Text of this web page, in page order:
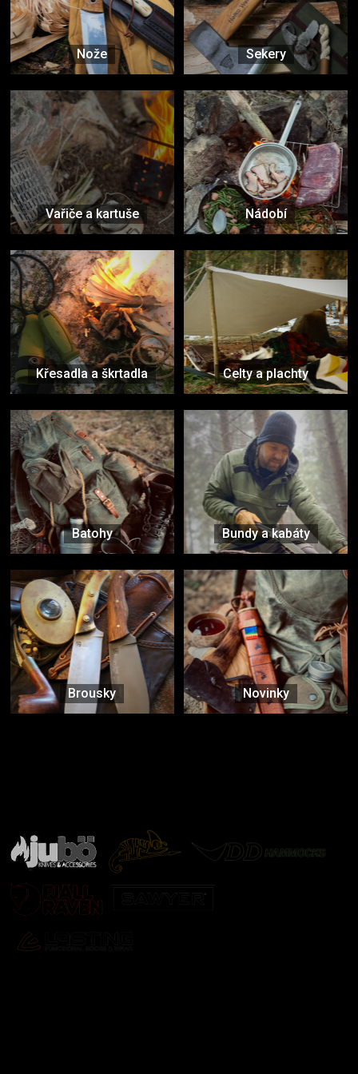
Nože Sekery
Vařiče a kartuše Nádobí
Křesadla a škrtadla Celty a plachty
Batohy Bundy a kabáty
Brousky Novinky